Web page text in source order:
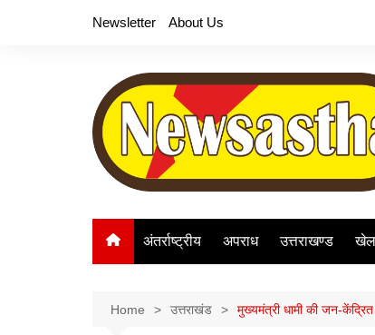
Newsletter About Us
अंतर्राष्ट्रीय अपराध उत्तराखण्ड खेल
Home उत्तराखंड मुख्यमंत्री धामी की जन-